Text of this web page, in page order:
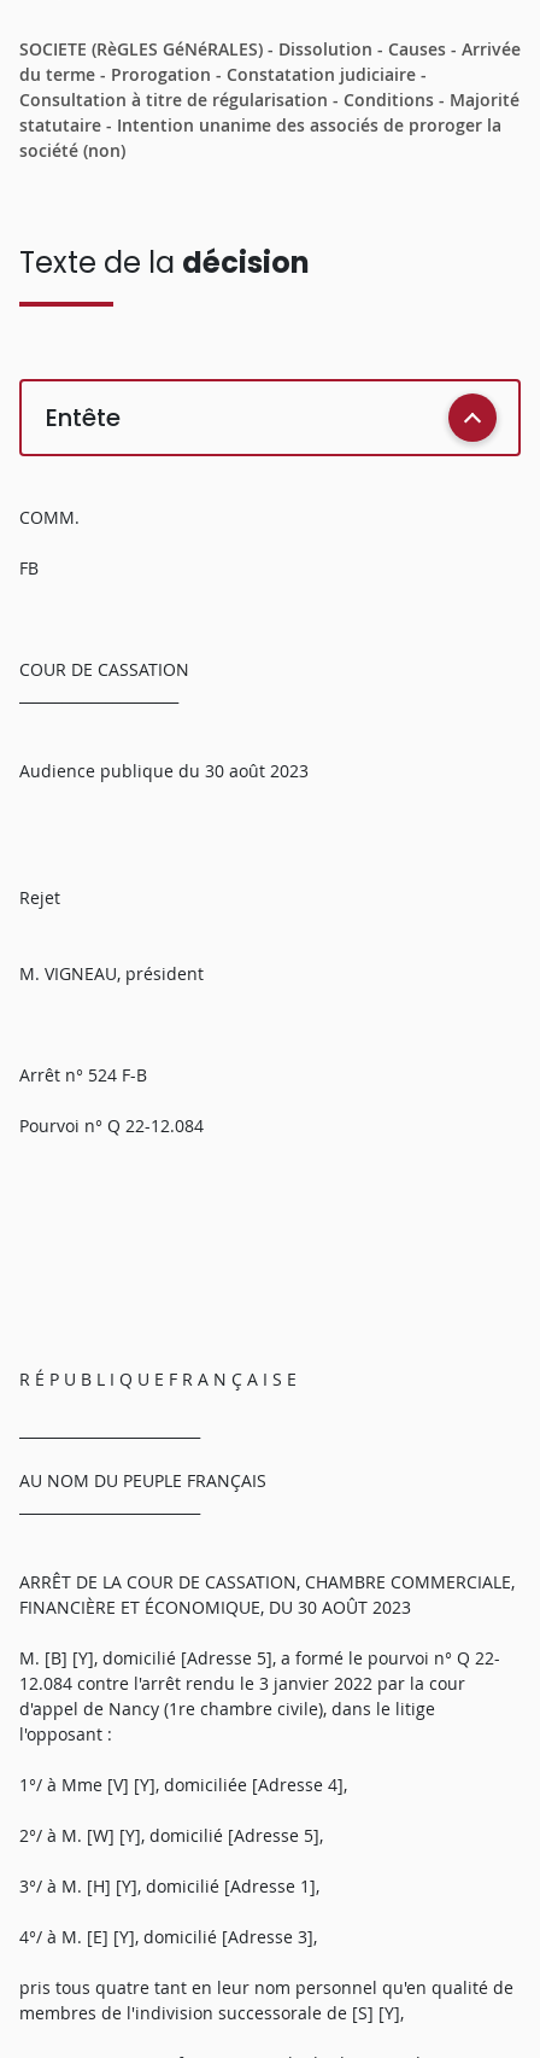
SOCIETE (RèGLES GéNéRALES) - Dissolution - Causes - Arrivée
du terme - Prorogation - Constatation judiciaire -
Consultation à titre de régularisation - Conditions - Majorité
statutaire - Intention unanime des associés de proroger la
société (non)
Texte de la décision
Entête
COMM.
FB
COUR DE CASSATION
Audience publique du 30 août 2023
Rejet
M. VIGNEAU, président
Arrêt n° 524 F-B
Pourvoi n° Q 22-12.084
R É P U B L I Q U E F R A N Ç A I S E
AU NOM DU PEUPLE FRANÇAIS
ARRÊT DE LA COUR DE CASSATION, CHAMBRE COMMERCIALE,
FINANCIÈRE ET ÉCONOMIQUE, DU 30 AOÛT 2023
M. [B] [Y], domicilié [Adresse 5], a formé le pourvoi n° Q 22-
12.084 contre l'arrêt rendu le 3 janvier 2022 par la cour
d'appel de Nancy (1re chambre civile), dans le litige
l'opposant :
1°/ à Mme [V] [Y], domiciliée [Adresse 4],
2°/ à M. [W] [Y], domicilié [Adresse 5],
3°/ à M. [H] [Y], domicilié [Adresse 1],
4°/ à M. [E] [Y], domicilié [Adresse 3],
pris tous quatre tant en leur nom personnel qu'en qualité de
membres de l'indivision successorale de [S] [Y],